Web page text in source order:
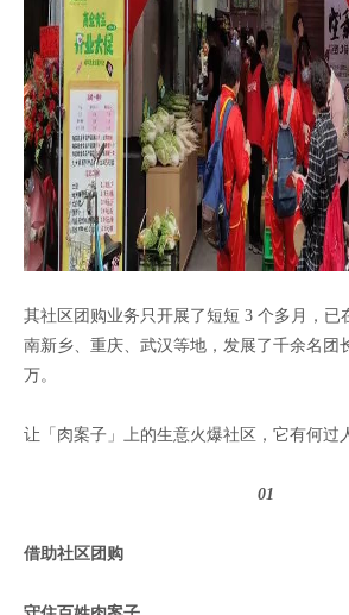
其社区团购业务只开展了短短 3 个多月，已
南新乡、重庆、武汉等地，发展了千余名团
万。
让「肉案子」上的生意火爆社区，它有何过
01
借助社区团购